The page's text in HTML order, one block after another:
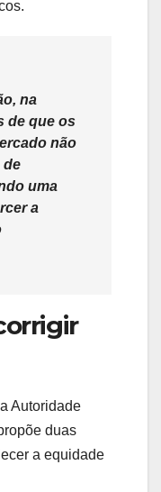
na
de que os
não
de
uma
a
Autoridade
duas
a equidade